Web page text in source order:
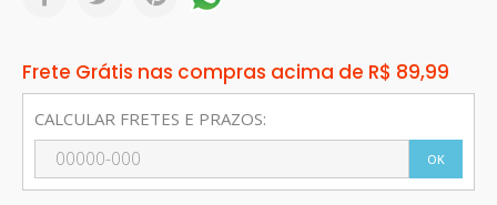
Frete Grátis nas compras acima de R$ 89,99
CALCULAR FRETES E PRAZOS:
OK